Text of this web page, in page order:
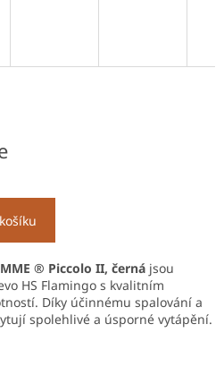
® Piccolo II, černá jsou
HS Flamingo s kvalitním
Díky účinnému spalování a
spolehlivé a úsporné vytápění.